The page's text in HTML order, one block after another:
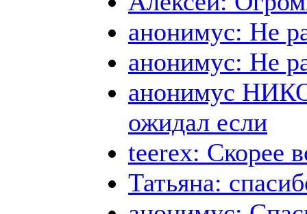
анонимус: Не
анонимус: Не
анонимус
ожидал если
teerex: Скорее
Татьяна: